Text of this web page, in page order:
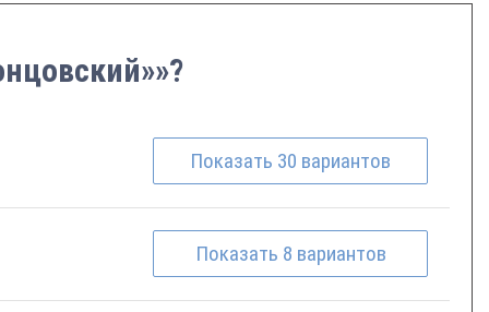
Показать 30 вариантов
Показать 8 вариантов